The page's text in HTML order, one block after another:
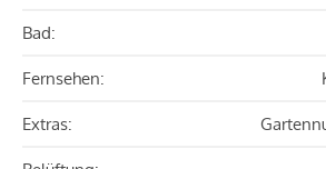
Bad:
Fernsehen:
Extras: